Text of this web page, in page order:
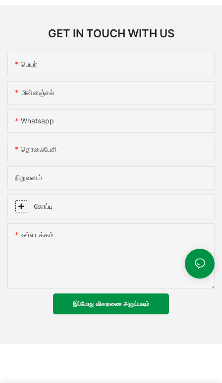
GET IN TOUCH WITH US
பெயர்
மின்னஞ்சல்
Whatsapp
தொலைபேசி
நிறுவனம்
கோப்பு
உள்ளடக்கம்
இப்போது விசாரணை அனுப்பவும்